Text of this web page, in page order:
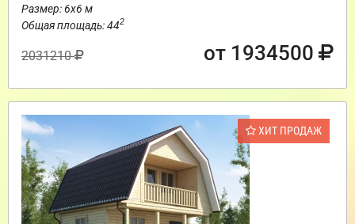
Размер: 6х6 м
Общая площадь: 442
2031210 от 1934500
ХИТ ПРОДАЖ